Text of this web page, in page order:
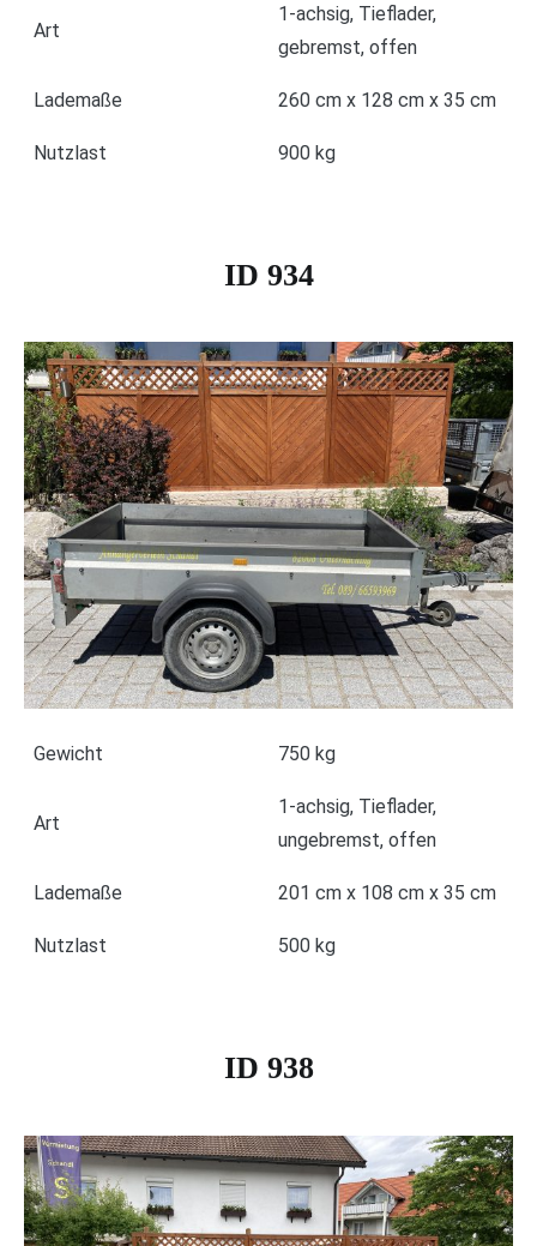
Art
1-achsig, Tieflader,
gebremst, offen
Lademaße 260 cm x 128 cm x 35 cm
Nutzlast 900 kg
ID 934
Gewicht 750 kg
Art
1-achsig, Tieflader,
ungebremst, offen
Lademaße 201 cm x 108 cm x 35 cm
Nutzlast 500 kg
ID 938